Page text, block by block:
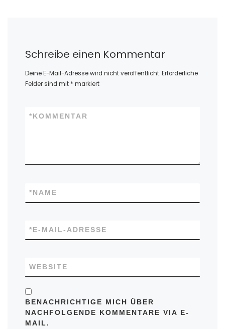
Schreibe einen Kommentar
Deine E-Mail-Adresse wird nicht veröffentlicht.Erforderliche
Felder sind mit * markiert
KOMMENTAR
*
NAME
*
E-MAIL-ADRESSE
*
WEBSITE
BENACHRICHTIGE MICH ÜBER
NACHFOLGENDE KOMMENTARE VIA E-
MAIL.